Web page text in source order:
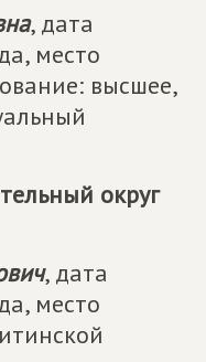
, дата
место
высшее,
округ
, дата
место